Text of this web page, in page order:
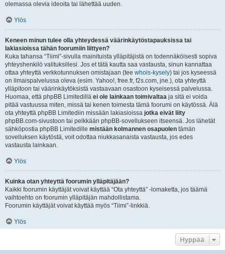
olemassa olevia ideoita tai lähettää uuden.
Ylös
Keneen minun tulee olla yhteydessä väärinkäytöstapauksissa tai
lakiasioissa tähän foorumiin liittyen?
Kuka tahansa “Tiimi”-sivulla mainituista ylläpitäjistä on todennäköisesti sopiva
yhteyshenkilö valituksillesi. Jos et tätä kautta saa vastausta, sinun kannattaa
ottaa yhteyttä verkkotunnuksen omistajaan (tee whois-kysely) tai jos kyseessä
on ilmaispalvelussa oleva (esim. Yahoo!, free.fr, f2s.com, jne.), ota yhteyttä
ylläpitoon tai väärinkäytöksistä vastaavaan osastoon kyseisessä palvelussa.
Huomaa, että phpBB Limitedillä ei ole lainkaan toimivaltaa ja sitä ei voida
pitää vastuussa miten, missä tai kenen toimesta tämä foorumi on käytössä. Älä
ota yhteyttä phpBB Limitediin missään lakiasioissa jotka eivät liity
phpBB.com-sivustoon tai pelkkään phpBB-sovellukseen itseensä. Jos lähetät
sähköpostia phpBB Limitedille mistään kolmannen osapuolen tämän
sovelluksen käytöstä, voit odottaa niukkasanaista vastausta, jos edes
vastausta lainkaan.
Ylös
Kuinka otan yhteyttä foorumin ylläpitäjään?
Kaikki foorumin käyttäjät voivat käyttää “Ota yhteyttä” -lomaketta, jos täämä
vaihtoehto on foorumin ylläpitäjän mahdollistama.
Foorumin käyttäjät voivat käyttää myös “Tiimi”-linkkiä.
Ylös
Hyppää